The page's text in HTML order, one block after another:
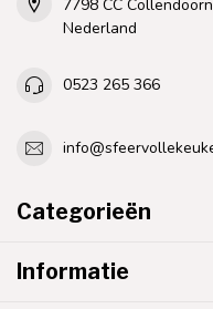
7798 CC Collendoorn
Nederland
0523 265 366
Categorieën
Informatie